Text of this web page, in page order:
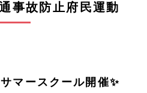
事故防止府民運動
マースクール開催✨